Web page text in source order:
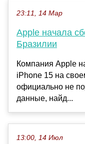
23:11, 14 Мар
Apple начала
Бразилии
Компания Apple
iPhone 15 на
официально не
данные, найд...
13:00, 14 Июл